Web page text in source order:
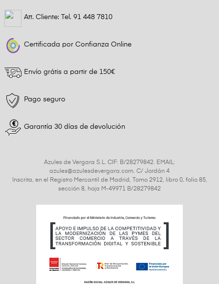
Att. Cliente: Tel. 91 448 7810
Certificada por Confianza Online
Envío grátis a partir de 150€
Pago seguro
Garantía 30 días de devolución
Azules de Vergara S.L. CIF: B/28279842. EMAIL:
azules@azulesdevergara.com. C/ Jordán 4
Inscrita, en el Registro Mercantil de Madrid, Tomo 2912, libro 0, folio 85,
sección 8, hoja M-49971 B/28279842